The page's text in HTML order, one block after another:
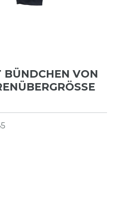
BÜNDCHEN VON
I